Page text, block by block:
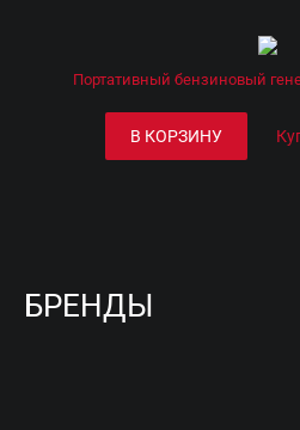
Портативный бензиновый
В КОРЗИНУ
БРЕНДЫ